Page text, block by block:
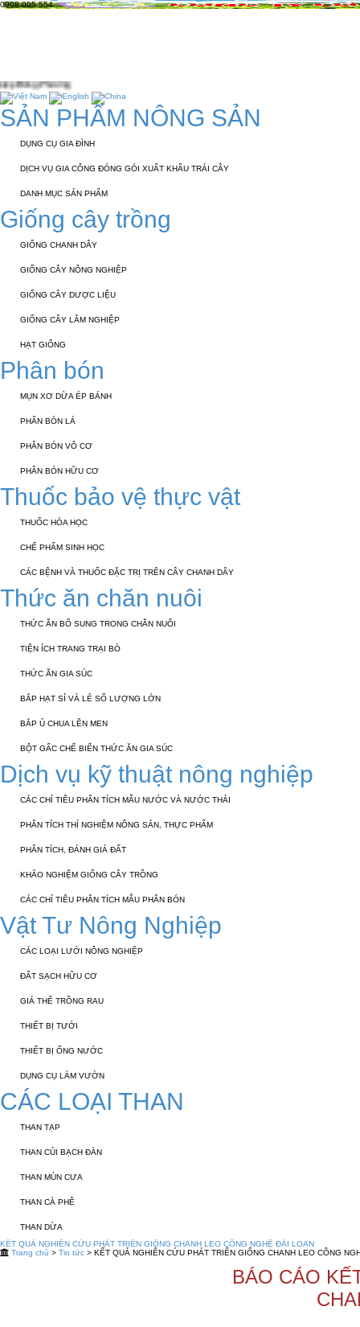
0908 005 554
SẢN PHẨM NÔNG SẢN
DỤNG CỤ GIA ĐÌNH
DỊCH VỤ GIA CÔNG ĐÓNG GÓI XUẤT KHẨU TRÁI CÂY
DANH MỤC SẢN PHẨM
Giống cây trồng
GIỐNG CHANH DÂY
GIỐNG CÂY NÔNG NGHIỆP
GIỐNG CÂY DƯỢC LIỆU
GIỐNG CÂY LÂM NGHIỆP
HẠT GIỐNG
Phân bón
MỤN XƠ DỪA ÉP BÁNH
PHÂN BÓN LÁ
PHÂN BÓN VÔ CƠ
PHÂN BÓN HỮU CƠ
Thuốc bảo vệ thực vật
THUỐC HÓA HỌC
CHẾ PHẨM SINH HỌC
CÁC BỆNH VÀ THUỐC ĐẶC TRỊ TRÊN CÂY CHANH DÂY
Thức ăn chăn nuôi
THỨC ĂN BỔ SUNG TRONG CHĂN NUÔI
TIỆN ÍCH TRANG TRẠI BÒ
THỨC ĂN GIA SÚC
BẮP HẠT SỈ VÀ LẺ SỐ LƯỢNG LỚN
BẮP Ủ CHUA LÊN MEN
BỘT GẤC CHẾ BIẾN THỨC ĂN GIA SÚC
Dịch vụ kỹ thuật nông nghiệp
CÁC CHỈ TIÊU PHÂN TÍCH MẪU NƯỚC VÀ NƯỚC THẢI
PHÂN TÍCH THÍ NGHIỆM NÔNG SẢN, THỰC PHẨM
PHÂN TÍCH, ĐÁNH GIÁ ĐẤT
KHẢO NGHIỆM GIỐNG CÂY TRỒNG
CÁC CHỈ TIÊU PHÂN TÍCH MẪU PHÂN BÓN
Vật Tư Nông Nghiệp
CÁC LOẠI LƯỚI NÔNG NGHIỆP
ĐẤT SẠCH HỮU CƠ
GIÁ THỂ TRỒNG RAU
THIẾT BỊ TƯỚI
THIẾT BỊ ỐNG NƯỚC
DỤNG CỤ LÀM VƯỜN
CÁC LOẠI THAN
THAN TẠP
THAN CỦI BẠCH ĐÀN
THAN MÙN CƯA
THAN CÀ PHÊ
THAN DỪA
KẾT QUẢ NGHIÊN CỨU PHÁT TRIỂN GIỐNG CHANH LEO CÔNG NGHỆ ĐÀI LOAN
Trang chủ > Tin tức > KẾT QUẢ NGHIÊN CỨU PHÁT TRIỂN GIỐNG CHANH LEO CÔNG
BÁO CÁO